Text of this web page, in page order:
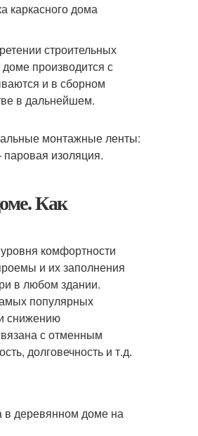
каркасного дома
строительных
производится с
и в сборном
в дальнейшем.
монтажные ленты:
изоляция.
Как
комфортности
и их заполнения
в любом здании.
популярных
снижению
с отменным
долговечность и т.д.
в деревянном доме на